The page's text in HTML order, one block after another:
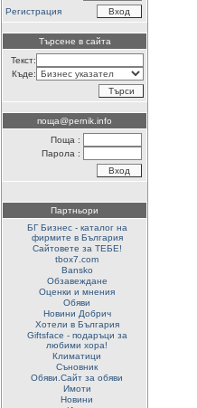
Регистрация
Търсене в сайта
Текст:
Къде:
поща@pernik.info
Поща :
Парола :
Партньори
БГ Бизнес - каталог на
фирмите в България
Сайтовете за ТЕБЕ!
tbox7.com
Bansko
Обзавеждане
Оценки и мнения
Обяви
Новини Добрич
Хотели в България
Giftsface - подаръци за
любими хора!
Климатици
Съновник
Обяви.Сайт за обяви
Имоти
Новини